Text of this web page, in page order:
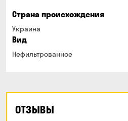
Страна происхождения
Украина
Вид
Нефильтрованное
ОТЗЫВЫ